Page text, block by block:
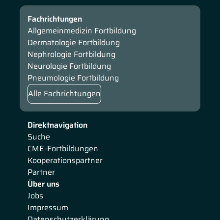
Direktnavigation
Suche
CME-Fortbildungen
Kooperationspartner
Partner
Über uns
Jobs
Impressum
Fachrichtungen
Allgemeinmedizin Fortbildung
Dermatologie Fortbildung
Nephrologie Fortbildung
Neurologie Fortbildung
Pneumologie Fortbildung
Alle Fachrichtungen